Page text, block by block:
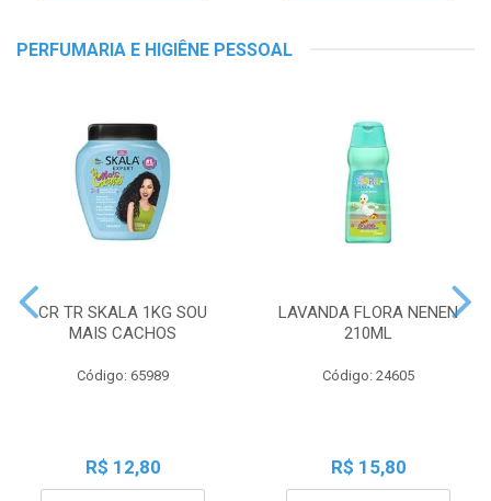
PERFUMARIA E HIGIÊNE PESSOAL
CR TR SKALA 1KG SOU
MAIS CACHOS
Código: 65989
R$ 12,80
LAVANDA FLORA NENEN
210ML
Código: 24605
R$ 15,80